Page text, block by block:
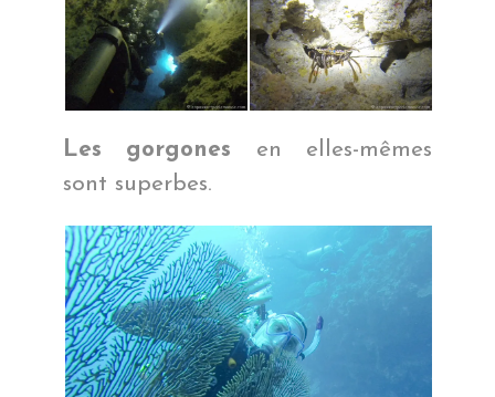
Les gorgones en elles-mêmes
sont superbes.